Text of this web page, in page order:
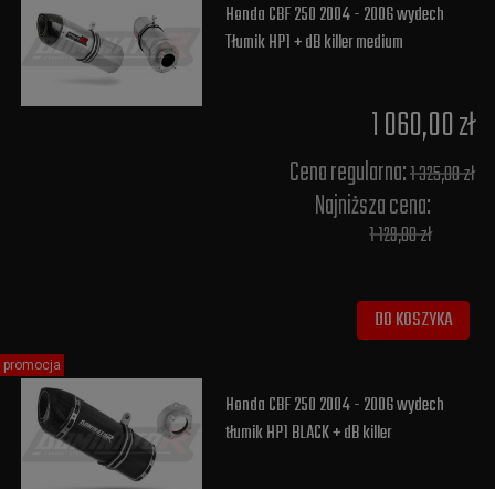
Honda CBF 250 2004 - 2006 wydech
Tłumik HP1 + dB killer medium
1 060,00 zł
Cena regularna:1 325,00 zł
Najniższa cena:
1 129,00 zł
DO KOSZYKA
Honda CBF 250 2004 - 2006 wydech
tłumik HP1 BLACK + dB killer
promocja